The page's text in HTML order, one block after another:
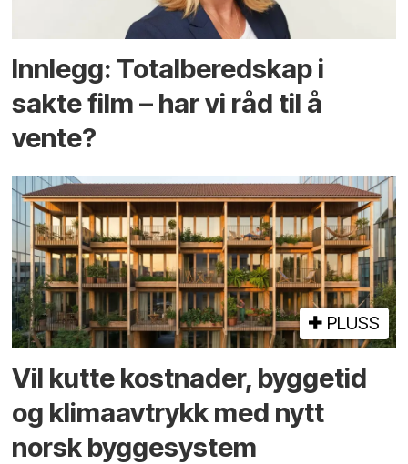
Innlegg: Totalberedskap i
sakte film – har vi råd til å
vente?
PLUSS
Vil kutte kostnader, byggetid
og klima­avtrykk med nytt
norsk bygge­system